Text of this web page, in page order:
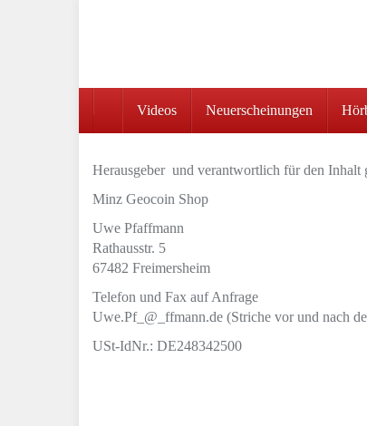
Videos Neuerscheinungen
Herausgeber und verantwortlich für den Inhalt
Minz Geocoin Shop
Uwe Pfaffmann
Rathausstr. 5
67482 Freimersheim
Telefon und Fax auf Anfrage
Uwe.Pf_@_ffmann.de (Striche vor und nach
USt-IdNr.: DE248342500